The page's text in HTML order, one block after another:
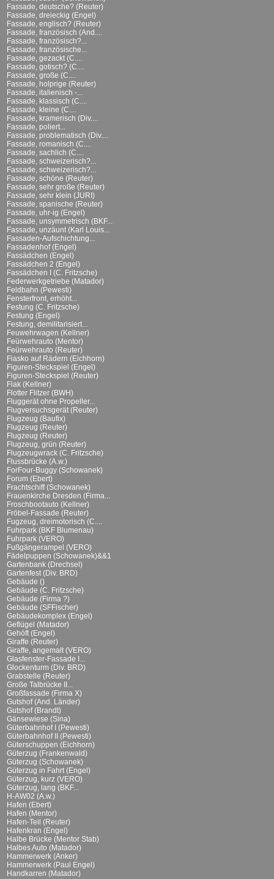
Fassade, deutsche? (Reuter)
Fassade, dreieckig (Engel)
Fassade, englisch? (Reuter)
Fassade, französisch (And....
Fassade, französisch?...
Fassade, französische...
Fassade, gezackt (C....
Fassade, gotisch? (C....
Fassade, große (C....
Fassade, holprige (Reuter)
Fassade, italienisch -...
Fassade, klassisch (C....
Fassade, kleine (C....
Fassade, kramerisch (Div....
Fassade, poliert...
Fassade, problematisch (Div....
Fassade, romanisch (C....
Fassade, sachlich (C....
Fassade, schweizerisch?...
Fassade, schweizerisch?...
Fassade, schöne (Reuter)
Fassade, sehr große (Reuter)
Fassade, sehr klein (JURI)
Fassade, spanische (Reuter)
Fassade, uhr-ig (Engel)
Fassade, unsymmetrisch (BKF...
Fassade, unzäunt (Karl Louis...
Fassaden-Aufschichtung...
Fassadenhof (Engel)
Fassädchen (Engel)
Fassädchen 2 (Engel)
Fassädchen I (C. Fritzsche)
Federwerkgetriebe (Matador)
Feldbahn (Pewesti)
Fensterfront, erhöht...
Festung (C. Fritzsche)
Festung (Engel)
Festung, demilitarisiert...
Feuwehrwagen (Kellner)
Feürwehrauto (Mentor)
Feürwehrauto (Reuter)
Fiasko auf Rädern (Eichhorn)
Figuren-Steckspiel (Engel)
Figuren-Steckspiel (Reuter)
Flak (Kellner)
Flotter Flitzer (BWH)
Fluggerät ohne Propeller...
Flugversuchsgerät (Reuter)
Flugzeug (Baufix)
Flugzeug (Reuter)
Flugzeug (Reuter)
Flugzeug, grün (Reuter)
Flugzeugwrack (C. Fritzsche)
Flussbrücke (A.w.)
ForFour-Buggy (Schowanek)
Forum (Ebert)
Frachtschiff (Schowanek)
Frauenkirche Dresden (Firma...
Froschbootauto (Kellner)
Fröbel-Fassade (Reuter)
Fugzeug, dreimotorisch (C....
Fuhrpark (BKF Blumenau)
Fuhrpark (VERO)
Fußgängerampel (VERO)
Fädelpuppen (Schowanek)&&1
Gartenbank (Drechsel)
Gartenfest (Div. BRD)
Gebäude ()
Gebäude (C. Fritzsche)
Gebäude (Firma ?)
Gebäude (SFFischer)
Gebäudekomplex (Engel)
Geflügel (Matador)
Gehöft (Engel)
Giraffe (Reuter)
Giraffe, angemalt (VERO)
Glasfenster-Fassade I...
Glockenturm (Div. BRD)
Grabstelle (Reuter)
Große Talbrücke II...
Großfassade (Firma X)
Gutshof (And. Länder)
Gutshof (Brandt)
Gänsewiese (Sina)
Güterbahnhof I (Pewesti)
Güterbahnhof II (Pewesti)
Güterschuppen (Eichhorn)
Güterzug (Frankenwald)
Güterzug (Schowanek)
Güterzug in Fahrt (Engel)
Güterzug, kurz (VERO)
Güterzug, lang (BKF...
H-AW02 (A.w.)
Hafen (Ebert)
Hafen (Mentor)
Hafen-Teil (Reuter)
Hafenkran (Engel)
Halbe Brücke (Mentor Stab)
Halbes Auto (Matador)
Hammerwerk (Anker)
Hammerwerk (Paul Engel)
Handkarren (Matador)